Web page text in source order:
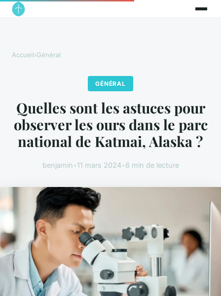
Accueil›Général
GÉNÉRAL
Quelles sont les astuces pour
observer les ours dans le parc
national de Katmai, Alaska ?
benjamin•11 mars 2024•6 min de lecture